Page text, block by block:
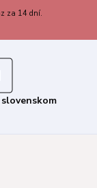
za 14 dní.